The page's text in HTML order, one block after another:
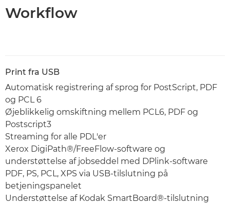
Workflow
Print fra USB
Automatisk registrering af sprog for PostScript, PDF
og PCL 6
Øjeblikkelig omskiftning mellem PCL6, PDF og
Postscript3
Streaming for alle PDL'er
Xerox DigiPath®/FreeFlow-software og
understøttelse af jobseddel med DPlink-software
PDF, PS, PCL, XPS via USB-tilslutning på
betjeningspanelet
Understøttelse af Kodak SmartBoard®-tilslutning